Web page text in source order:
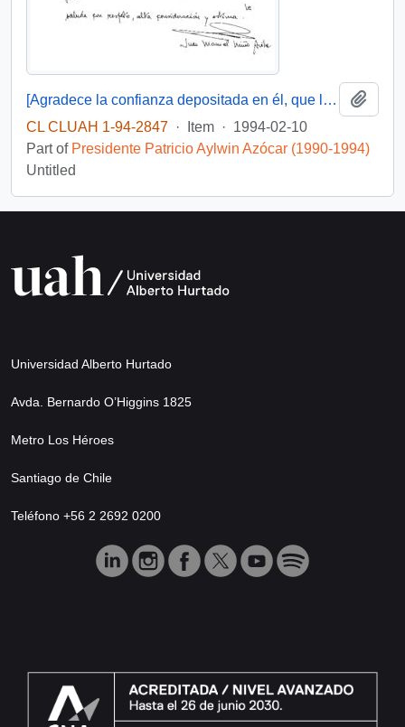
[Agradece la confianza depositada en él, que le posibilito servir en su gobierno]
CL CLUAH 1-94-2847 · Item · 1994-02-10
Part of Presidente Patricio Aylwin Azócar (1990-1994)
Untitled
Universidad Alberto Hurtado
Avda. Bernardo O’Higgins 1825
Metro Los Héroes
Santiago de Chile
Teléfono +56 2 2692 0200